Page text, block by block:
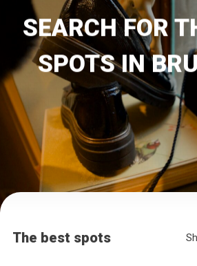
SEARCH FOR
SPOTS IN
The best spots